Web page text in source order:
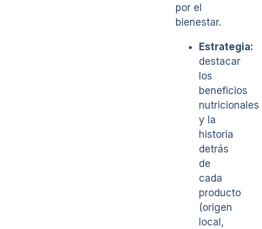
por el
bienestar.
Estrategia:
destacar
los
beneficios
nutricionales
y la
historia
detrás
de
cada
producto
(origen
local,